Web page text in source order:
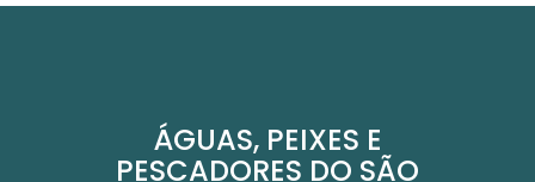
ÁGUAS, PEIXES E
PESCADORES DO SÃO